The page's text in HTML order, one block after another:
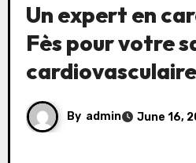
Un expert en
Fès pour votre
cardiovasculaire
By admin June 16,